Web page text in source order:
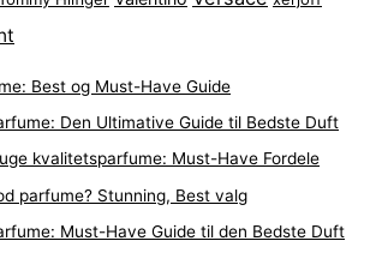
Best og Must-Have Guide
Den Ultimative Guide til Bedste Duft
kvalitetsparfume: Must-Have Fordele
parfume? Stunning, Best valg
Must-Have Guide til den Bedste Duft